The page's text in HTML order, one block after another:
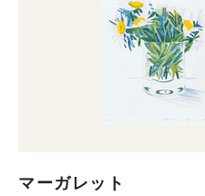
マーガレット